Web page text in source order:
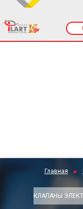
Главная
КЛАПАНЫ